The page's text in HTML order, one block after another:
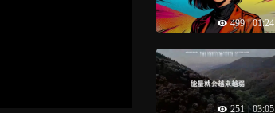
499 | 01:24
251 03:05